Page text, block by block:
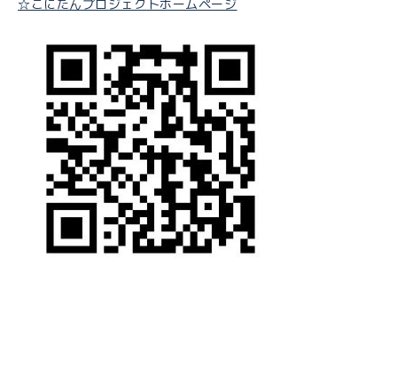
☆こにたんプロジェクトホームページ